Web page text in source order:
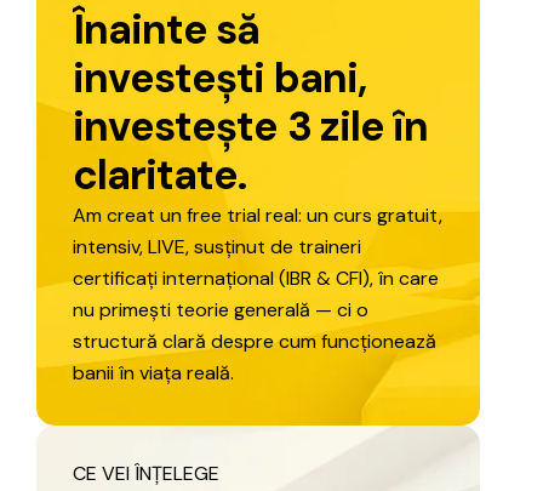
Înainte să
investești bani,
investește 3 zileîn
claritate.
Am creat un free trial real: un curs gratuit,
intensiv, LIVE, susținut de traineri
certificațiinternațional (IBR & CFI), în care
nu primești teorie generală — ci o
structură clară desprecum funcționează
banii în viața reală.
CE VEI ÎNȚELEGE